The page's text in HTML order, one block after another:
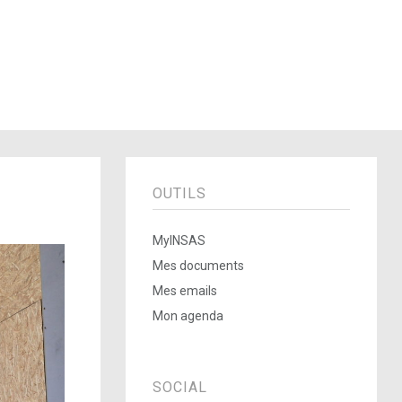
OUTILS
MyINSAS
Mes documents
Mes emails
Mon agenda
SOCIAL